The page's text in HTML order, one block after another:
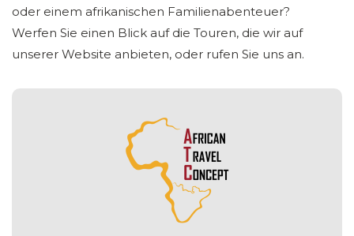
oder einem afrikanischen Familienabenteuer?
Werfen Sie einen Blick auf die Touren, die wir auf
unserer Website anbieten, oder rufen Sie uns an.